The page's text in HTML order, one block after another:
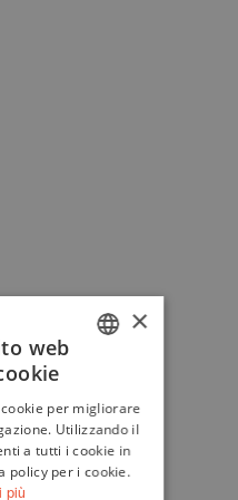
ENGLISH
×
web
per migliorare
Utilizzando il
a tutti i cookie in
policy per i cookie.
più